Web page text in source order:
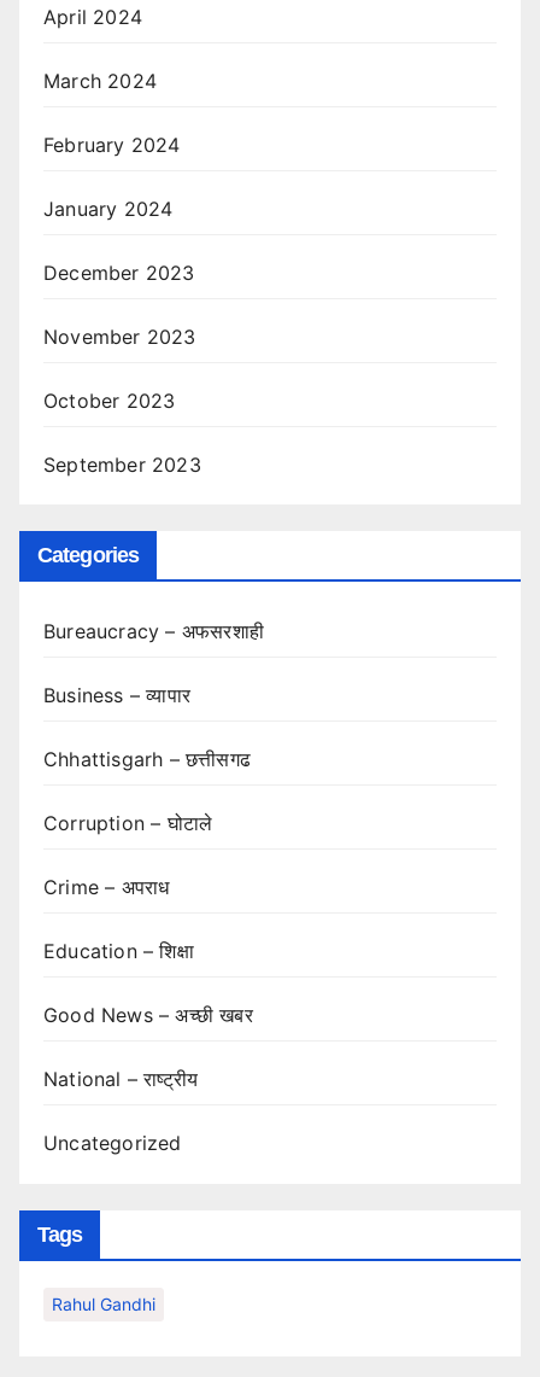
April 2024
March 2024
February 2024
January 2024
December 2023
November 2023
October 2023
September 2023
Categories
Bureaucracy – अफसरशाही
Business – व्यापार
Chhattisgarh – छत्तीसगढ
Corruption – घोटाले
Crime – अपराध
Education – शिक्षा
Good News – अच्छी खबर
National – राष्ट्रीय
Uncategorized
Tags
Rahul Gandhi